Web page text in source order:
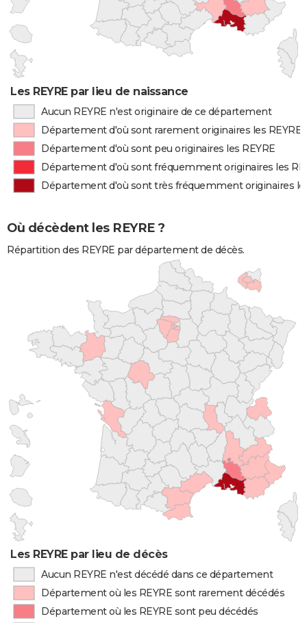
Les REYRE par lieu de naissance
Aucun REYRE n'est originaire de ce département
Département d'où sont rarement originaires les REYRE
Département d'où sont peu originaires les REYRE
Département d'où sont fréquemment originaires les
Département d'où sont très fréquemment originaires
Où décèdent les REYRE ?
Répartition des REYRE par département de décès.
Les REYRE par lieu de décès
Aucun REYRE n'est décédé dans ce département
Département où les REYRE sont rarement décédés
Département où les REYRE sont peu décédés